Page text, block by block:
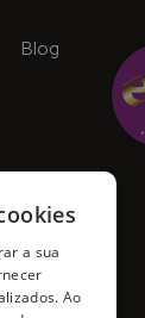
Blog
a sua
Ao